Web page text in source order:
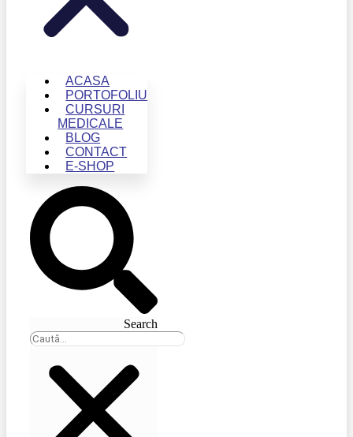
ACASA
PORTOFOLIU
CURSURI
MEDICALE
BLOG
CONTACT
E-SHOP
Search